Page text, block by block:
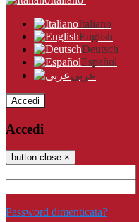
Italiano
English
Deutsch
Español
عربى
Accedi
Accedi
button close ×
Password dimenticata?